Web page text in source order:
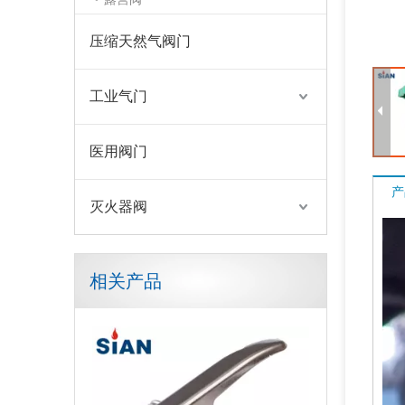
压缩天然气阀门
工业气门
医用阀门
灭火器阀
相关产品
铜CO2消防防火阀